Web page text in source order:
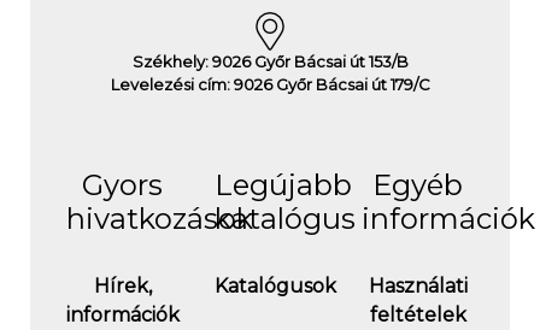
Székhely: 9026 Győr Bácsai út 153/B
Levelezési cím: 9026 Győr Bácsai út 179/C
Gyors
hivatkozások
Hírek,
információk
Legújabb
katalógus
Katalógusok
Egyéb
információk
Használati
feltételek